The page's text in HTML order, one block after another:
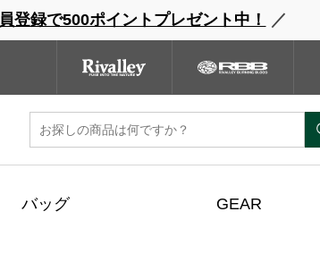
登録で500ポイントプレゼント中！ ／
商品一覧 ブランドサイト
レインウェア フットウェア グローブ キャップ
バッグ GEAR